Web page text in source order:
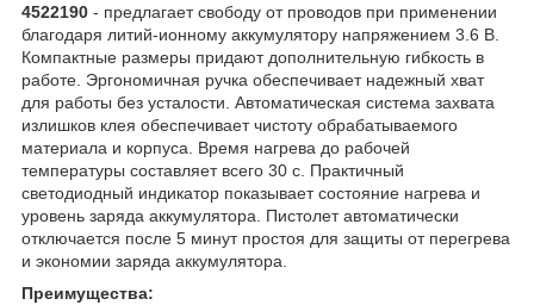
4522190 - предлагает свободу от проводов при применении
благодаря литий-ионному аккумулятору напряжением 3.6 В.
Компактные размеры придают дополнительную гибкость в
работе. Эргономичная ручка обеспечивает надежный хват
для работы без усталости. Автоматическая система захвата
излишков клея обеспечивает чистоту обрабатываемого
материала и корпуса. Время нагрева до рабочей
температуры составляет всего 30 с. Практичный
светодиодный индикатор показывает состояние нагрева и
уровень заряда аккумулятора. Пистолет автоматически
отключается после 5 минут простоя для защиты от перегрева
и экономии заряда аккумулятора.
Преимущества: